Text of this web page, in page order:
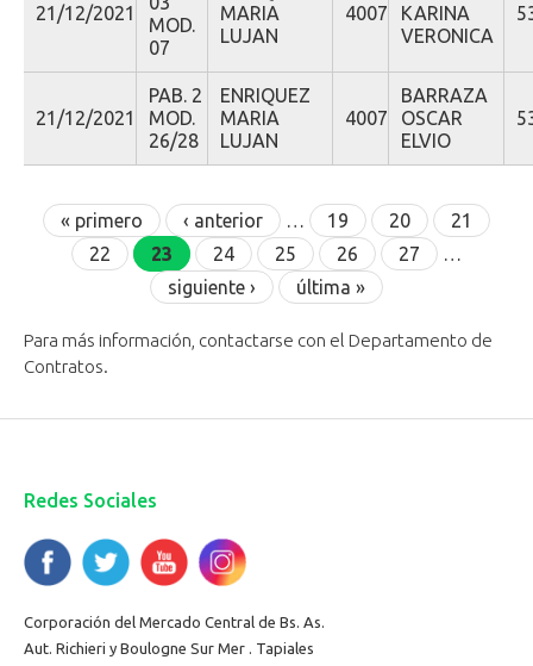
21/12/2021
MOD.
07
MARIA
LUJAN
4007
KARINA
VERONICA
21/12/2021
PAB. 2
MOD.
26/28
ENRIQUEZ
MARIA
LUJAN
4007
BARRAZA
OSCAR
ELVIO
Páginas
« primero ‹ anterior … 19 20
21
22
23 24 25 26 27
…
siguiente ›
última »
Para más información, contactarse con el Departamento de
Contratos.
Redes Sociales
Corporación del Mercado Central de Bs. As.
Aut. Richieri y Boulogne Sur Mer . Tapiales